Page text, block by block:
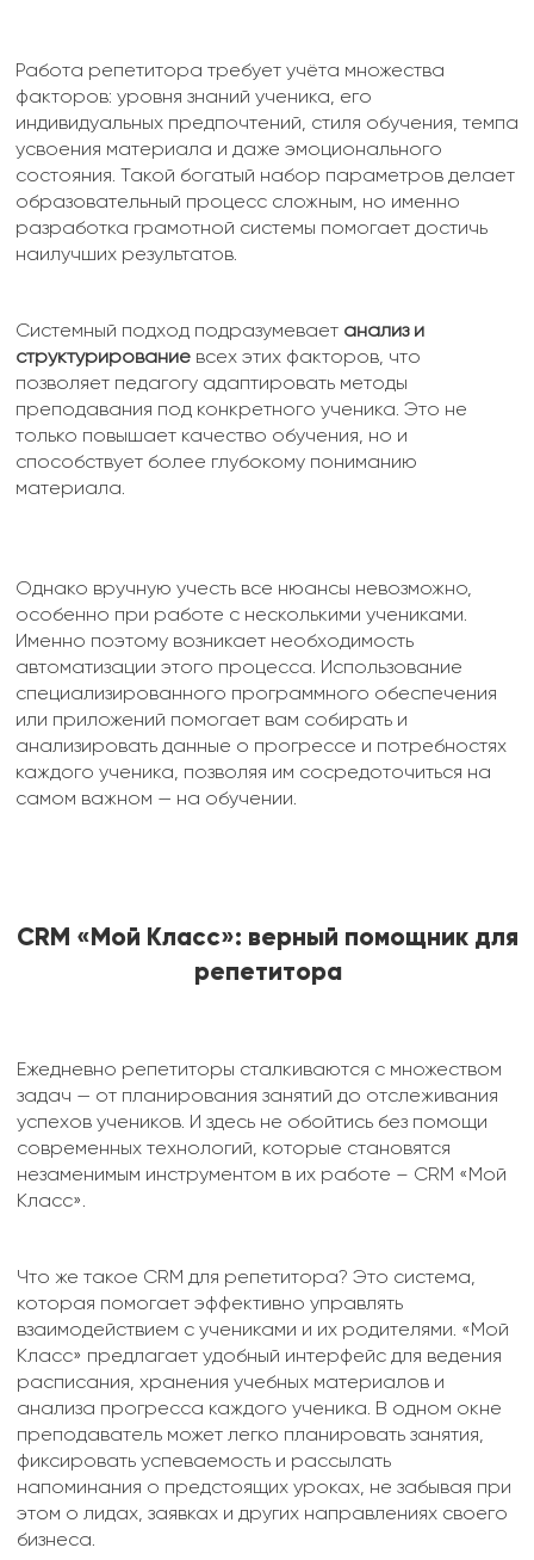
Работа репетитора требует учёта множества
факторов: уровня знаний ученика, его
индивидуальных предпочтений, стиля обучения, темпа
усвоения материала и даже эмоционального
состояния. Такой богатый набор параметров делает
образовательный процесс сложным, но именно
разработка грамотной системы помогает достичь
наилучших результатов.
Системный подход подразумевает анализ и
структурирование всех этих факторов, что
позволяет педагогу адаптировать методы
преподавания под конкретного ученика. Это не
только повышает качество обучения, но и
способствует более глубокому пониманию
материала.
Однако вручную учесть все нюансы невозможно,
особенно при работе с несколькими учениками.
Именно поэтому возникает необходимость
автоматизации этого процесса. Использование
специализированного программного обеспечения
или приложений помогает вам собирать и
анализировать данные о прогрессе и потребностях
каждого ученика, позволяя им сосредоточиться на
самом важном — на обучении.
CRM «Мой Класс»: верный помощник для
репетитора
Ежедневно репетиторы сталкиваются с множеством
задач — от планирования занятий до отслеживания
успехов учеников. И здесь не обойтись без помощи
современных технологий, которые становятся
незаменимым инструментом в их работе – CRM «Мой
Класс».
Что же такое CRM для репетитора? Это система,
которая помогает эффективно управлять
взаимодействием с учениками и их родителями. «Мой
Класс» предлагает удобный интерфейс для ведения
расписания, хранения учебных материалов и
анализа прогресса каждого ученика. В одном окне
преподаватель может легко планировать занятия,
фиксировать успеваемость и рассылать
напоминания о предстоящих уроках, не забывая при
этом о лидах, заявках и других направлениях своего
бизнеса.